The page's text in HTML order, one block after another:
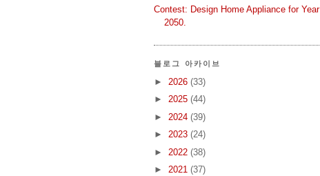
Contest: Design Home Appliance for Year
2050.
블로그 아카이브
► 2026 (33)
► 2025 (44)
► 2024 (39)
► 2023 (24)
► 2022 (38)
► 2021 (37)